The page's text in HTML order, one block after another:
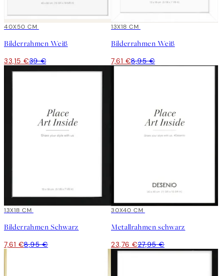
15%*
40X50 CM
Bilderrahmen Weiß
33,15 €39 €
15%*
13X18 CM
Bilderrahmen Weiß
7,61 €8,95 €
15%*
13X18 CM
Bilderrahmen Schwarz
7,61 €8,95 €
15%*
30X40 CM
Metallrahmen schwarz
23,76 €27,95 €